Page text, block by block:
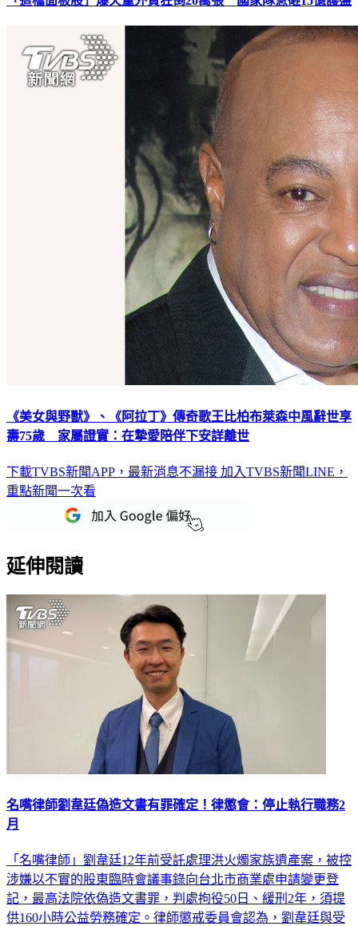
《美女與野獸》、《阿拉丁》傳奇歌王比柏布萊森中風辭世享
壽75歲 家屬證實：在摯愛陪伴下安詳離世
下載TVBS新聞APP，最新消息不漏接 加入TVBS新聞LINE，
重點新聞一次看
延伸閱讀
名嘴律師劉韋廷偽造文書有罪確定！律懲會：停止執行職務2
月
「名嘴律師」劉韋廷12年前受託處理洪火燭家族遺產案，被控
涉嫌以不實的股東臨時會議事錄向台北市商業處申請變更登
記，最高法院依偽造文書罪，判處拘役50日、緩刑2年，須提
供160小時公益勞務確定。律師懲戒委員會認為，劉韋廷與受